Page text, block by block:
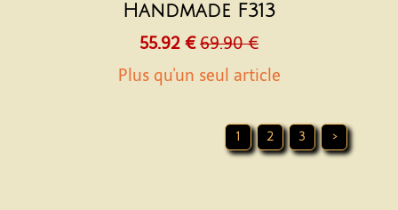
Handmade F313
55.92 € 69.90 €
Plus qu'un seul article
1 2 3 >